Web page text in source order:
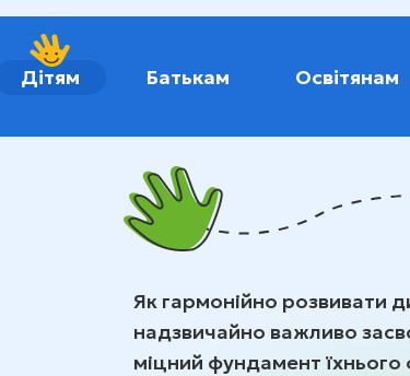
Дітям Батькам Освітянам
Як гармонійно розвивати
надзвичайно важливо
міцний фундамент їхнього